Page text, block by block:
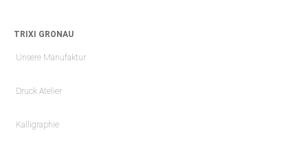
TRIXI GRONAU
Unsere Manufaktur
Druck Atelier
Kalligraphie